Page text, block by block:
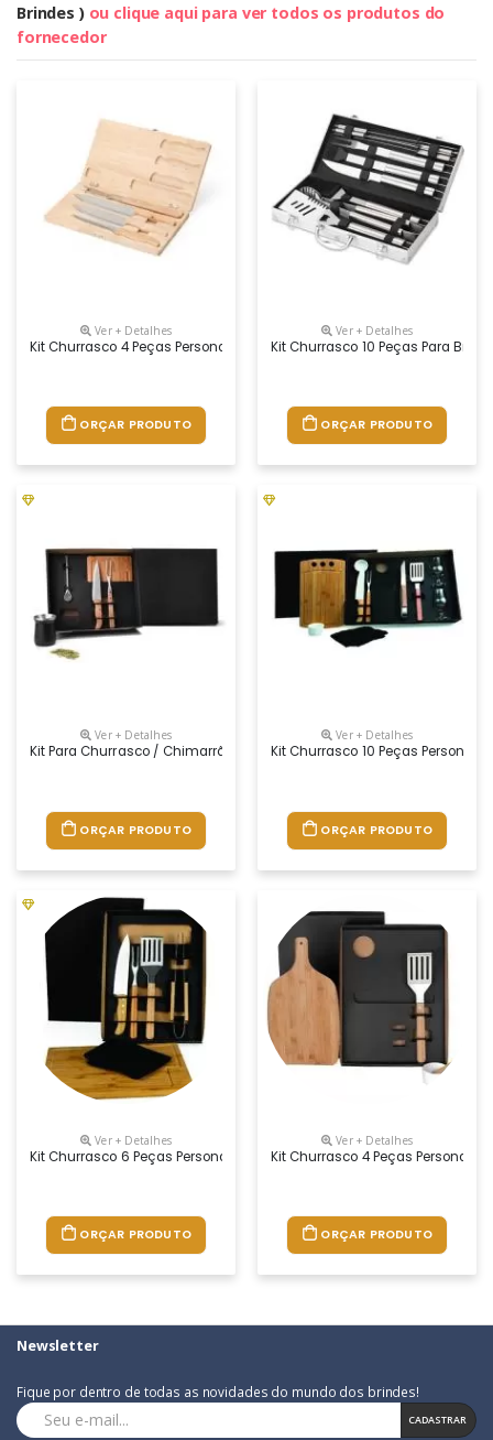
Brindes ) ou clique aqui para ver todos os produtos do
fornecedor
Ver + Detalhes
Kit Churrasco 4 Peças Personalizado
ORÇAR PRODUTO
Ver + Detalhes
Kit Churrasco 10 Peças Para
ORÇAR PRODUTO
Ver + Detalhes
Kit Para Churrasco / Chimarrão / Terere - 5 Pçs Promocional
ORÇAR PRODUTO
Ver + Detalhes
Kit Churrasco 10 Peças
ORÇAR PRODUTO
Ver + Detalhes
Kit Churrasco 6 Peças Personalizado
ORÇAR PRODUTO
Ver + Detalhes
Kit Churrasco 4 Peças
ORÇAR PRODUTO
Newsletter
Fique por dentro de todas as novidades do mundo dos brindes!
CADASTRAR